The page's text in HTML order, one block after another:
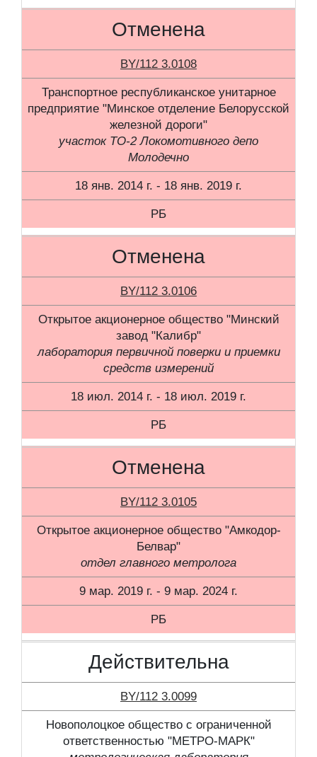
Отменена
BY/112 3.0108
Транспортное республиканское унитарное
предприятие "Минское отделение Белорусской
железной дороги"
участок ТО-2 Локомотивного депо
Молодечно
18 янв. 2014 г. - 18 янв. 2019 г.
РБ
Отменена
BY/112 3.0106
Открытое акционерное общество "Минский
завод "Калибр"
лаборатория первичной поверки и приемки
средств измерений
18 июл. 2014 г. - 18 июл. 2019 г.
РБ
Отменена
BY/112 3.0105
Открытое акционерное общество "Амкодор-
Белвар"
отдел главного метролога
9 мар. 2019 г. - 9 мар. 2024 г.
РБ
Действительна
BY/112 3.0099
Новополоцкое общество с ограниченной
ответственностью "МЕТРО-МАРК"